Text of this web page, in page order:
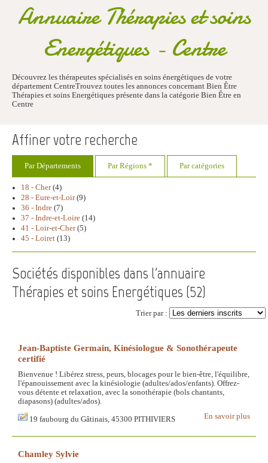
Annuaire Thérapies et soins
Energétiques - Centre
Découvrez les thérapeutes spécialisés en soins énergétiques de votre
département CentreTrouvez toutes les annonces concernant Bien Être
Thérapies et soins Energétiques présente dans la catégorie Bien Être en
Centre
Affiner votre recherche
Par Départements Par Régions * Par catégories
18 - Cher(4)
28 - Eure-et-Loir(9)
36 - Indre (7)
37 - Indre-et-Loire (14)
41 - Loir-et-Cher(5)
45 - Loiret (13)
Sociétés disponibles dans l'annuaire
Thérapies et soins Energétiques (52)
Trier par :
Jean-Baptiste Germain, Kinésiologue & Sonothérapeute
certifié
Bienvenue ! Libérez stress, peurs, blocages pour le bien-être, l'équilibre,
l'épanouissement avec la kinésiologie (adultes/ados/enfants). Offrez-
vous détente et relaxation, avec la sonothérapie (bols chantants,
diapasons) (adultes/ados).
En savoir plus
19 faubourg du Gâtinais, 45300 PITHIVIERS
Chamley Sylvie